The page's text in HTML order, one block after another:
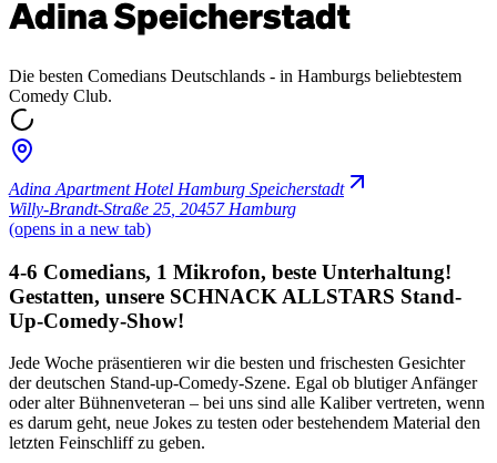
Adina Speicherstadt
Die besten Comedians Deutschlands - in Hamburgs beliebtestem
Comedy Club.
Adina Apartment Hotel Hamburg Speicherstadt
Willy-Brandt-Straße 25 20457 Hamburg
(opens in a new tab)
4-6 Comedians, 1 Mikrofon, beste Unterhaltung!
Gestatten, unsere SCHNACK ALLSTARS Stand-
Up-Comedy-Show!
Jede Woche präsentieren wir die besten und frischesten Gesichter
der deutschen Stand-up-Comedy-Szene. Egal ob blutiger Anfänger
oder alter Bühnenveteran – bei uns sind alle Kaliber vertreten, wenn
es darum geht, neue Jokes zu testen oder bestehendem Material den
letzten Feinschliff zu geben.